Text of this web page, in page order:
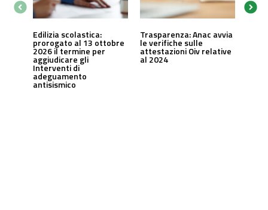
Edilizia scolastica:
prorogato al 13 ottobre
2026 il termine per
aggiudicare gli
Interventi di
adeguamento
antisismico
Trasparenza: Anac avvia
le verifiche sulle
attestazioni Oiv relative
al 2024